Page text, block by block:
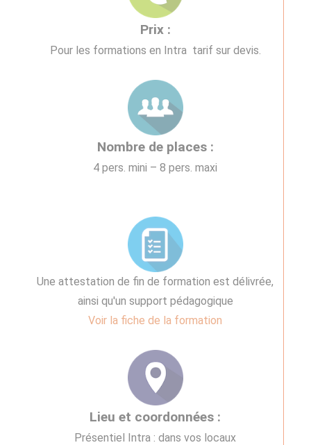
Prix :
Pour les formations en Intra tarif sur devis.
Nombre de places :
4 pers. mini – 8 pers. maxi
Une attestation de fin de formation est délivrée,
ainsi qu'un support pédagogique
Voir la fiche de la formation
Lieu et coordonnées :
Présentiel Intra : dans vos locaux